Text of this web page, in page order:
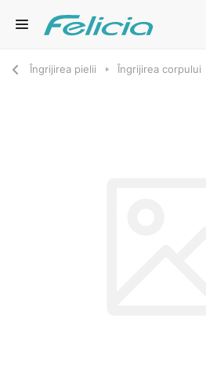
Îngrijirea pielii Îngrijirea corpului